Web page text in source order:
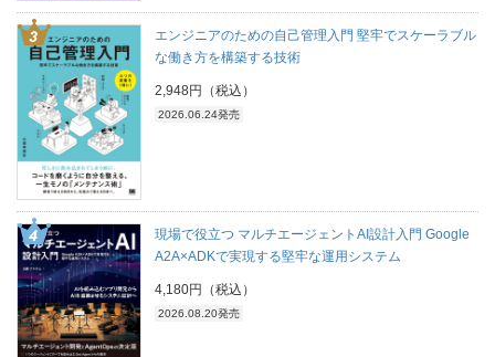
エンジニアのための自己管理入門 堅牢でスケーラブル
な働き方を構築する技術
2,948円（税込）
2026.06.24発売
現場で役立つ マルチエージェントAI設計入門 Google
A2A×ADKで実現する堅牢な運用システム
4,180円（税込）
2026.08.20発売